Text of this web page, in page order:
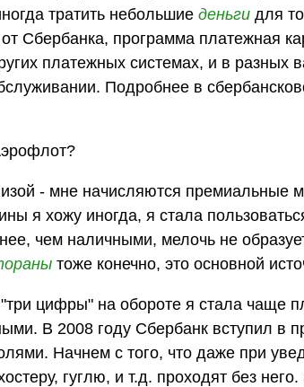
тратить небольшиеденьги для
Сбербанка, программа платежная
платежных системах, и в разных
Подробнее в
- мне начисляются премиальные
я хожу иногда, я стала
чем наличными, мелочь не
тоже конечно, это основной
"три цифры" на обороте я стала чаще
В 2008 году Сбербанк вступил в
Начнем с того, что даже при
гуглю, и т.д. проходят без